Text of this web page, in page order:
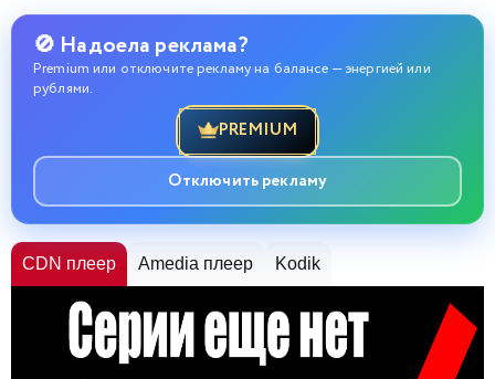
🚫 Надоела реклама?
Premium или отключите рекламу на балансе — энергией или
рублями.
PREMIUM
Отключить рекламу
CDN плеер Amedia плеер Kodik